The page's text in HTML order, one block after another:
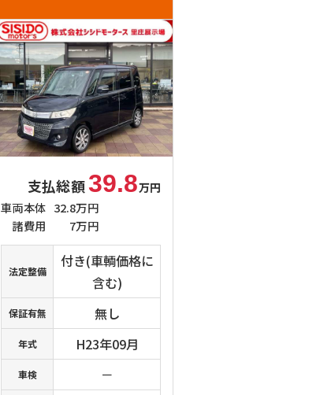
支払総額39.8万円
車両本体 32.8万円
諸費用
7万円
法定整備
付き(車輌価格に
含む)
保証有無 無し
年式 H23年09月
車検 －